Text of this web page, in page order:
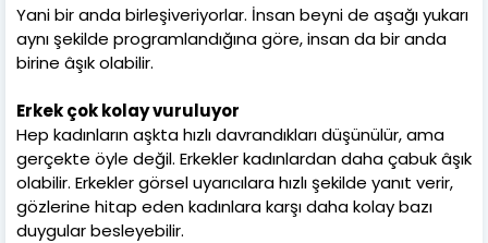
Yani bir anda birleşiveriyorlar. İnsan beyni de aşağı yukarı
aynı şekilde programlandığına göre, insan da bir anda
birine âşık olabilir.
Erkek çok kolay vuruluyor
Hep kadınların aşkta hızlı davrandıkları düşünülür, ama
gerçekte öyle değil. Erkekler kadınlardan daha çabuk âşık
olabilir. Erkekler görsel uyarıcılara hızlı şekilde yanıt verir,
gözlerine hitap eden kadınlara karşı daha kolay bazı
duygular besleyebilir.